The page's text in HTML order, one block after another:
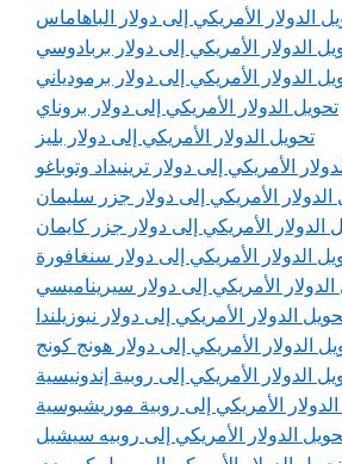
الدولار الأمريكي إلى دولار الباهاماس
الدولار الأمريكي إلى دولار بربادوسي
الدولار الأمريكي إلى دولار برمودياني
تحويل الدولار الأمريكي إلى دولار بروناي
تحويل الدولار الأمريكي إلى دولار بليز
الأمريكي إلى دولار ترينيداد وتوباغو
الدولار الأمريكي إلى دولار جزر سليمان
الدولار الأمريكي إلى دولار جزر كايمان
الدولار الأمريكي إلى دولار سنغافورة
الدولار الأمريكي إلى دولار سيريناميسي
الدولار الأمريكي إلى دولار نيوزيلندا
الدولار الأمريكي إلى دولار هونج كونج
الدولار الأمريكي إلى روبية إندونيسية
الأمريكي إلى روبية موريشيوسية
الدولار الأمريكي إلى روبيه سيشيل